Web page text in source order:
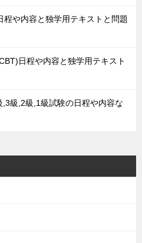
程や内容と独学用テキストと問題
日程や内容と独学用テキスト
級,2級,1級試験の日程や内容な